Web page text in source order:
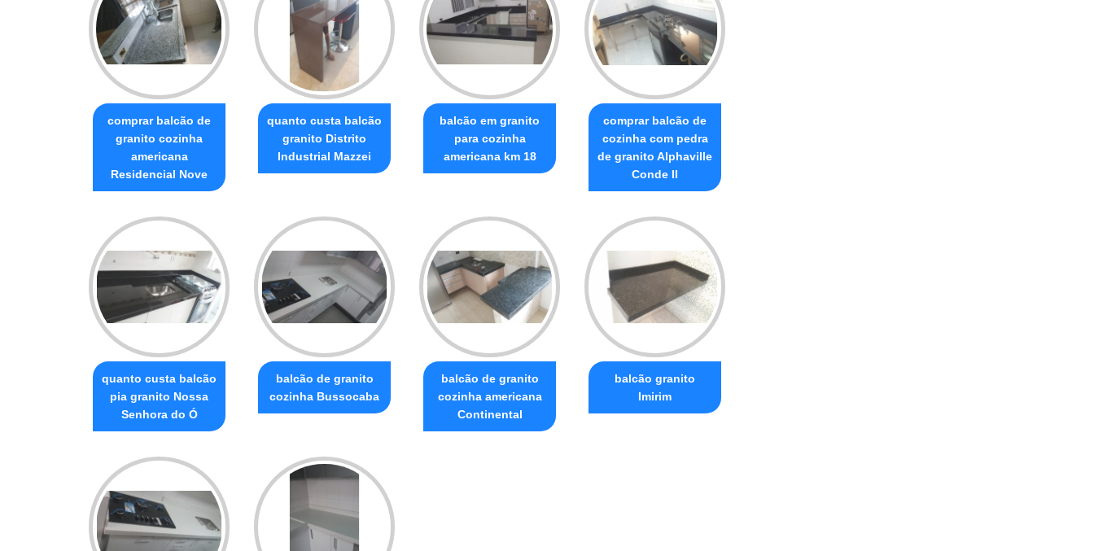
comprar balcão de
granito cozinha
americana
Residencial Nove
quanto custa balcão
granito Distrito
Industrial Mazzei
balcão em granito
para cozinha
americana km 18
comprar balcão de
cozinha com pedra
de granito Alphaville
Conde II
quanto custa balcão
pia granito Nossa
Senhora do Ó
balcão de granito
cozinha Bussocaba
balcão de granito
cozinha americana
Continental
balcão granito
Imirim